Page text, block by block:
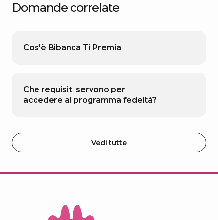
Domande correlate
Cos'è Bibanca Ti Premia
Che requisiti servono per
accedere al programma fedeltà?
Vedi tutte